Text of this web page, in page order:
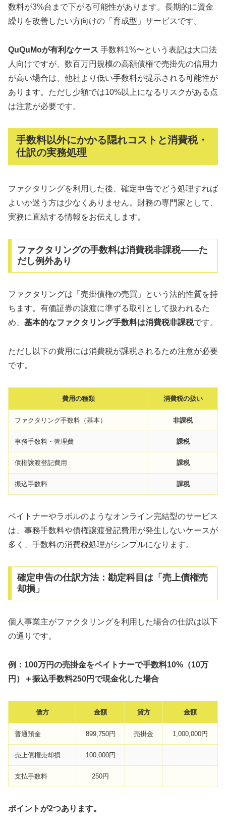
数料が3%台まで下がる可能性があります。長期的に資金
繰りを改善したい方向けの「育成型」サービスです。
QuQuMoが有利なケース 手数料1%〜という表記は大口法
人向けですが、数百万円規模の高額債権で売掛先の信用力
が高い場合は、他社より低い手数料が提示される可能性が
あります。ただし少額では10%以上になるリスクがある点
は注意が必要です。
手数料以外にかかる隠れコストと消費税・
仕訳の実務処理
ファクタリングを利用した後、確定申告でどう処理すれば
よいか迷う方は少なくありません。財務の専門家として、
実務に直結する情報をお伝えします。
ファクタリングの手数料は消費税非課税——た
だし例外あり
ファクタリングは「売掛債権の売買」という法的性質を持
ちます。有価証券の譲渡に準ずる取引として扱われるた
め、 基本的なファクタリング手数料は消費税非課税です。
ただし以下の費用には消費税が課税されるため注意が必要
です。
費用の種類 消費税の扱い
ファクタリング手数料（基本） 非課税
事務手数料・管理費 課税
債権譲渡登記費用 課税
振込手数料 課税
ペイトナーやラボルのようなオンライン完結型のサービス
は、事務手数料や債権譲渡登記費用が発生しないケースが
多く、手数料の消費税処理がシンプルになります。
確定申告の仕訳方法：勘定科目は「売上債権売
却損」
個人事業主がファクタリングを利用した場合の仕訳は以下
の通りです。
例：100万円の売掛金をペイトナーで手数料10%（10万
円）＋振込手数料250円で現金化した場合
借方 金額 貸方 金額
普通預金 899,750円 売掛金 1,000,000円
売上債権売却損 100,000円
支払手数料 250円
ポイントが2つあります。